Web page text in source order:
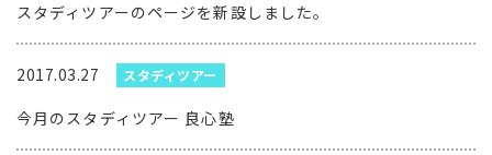
スタディツアーのページを新設しました。
2017.03.27 スタディツアー
今月のスタディツアー 良心塾